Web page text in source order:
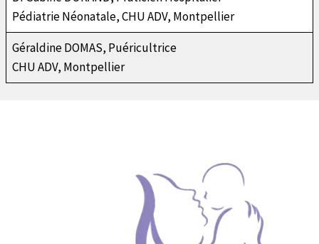
Pédiatrie Néonatale, CHU ADV, Montpellier
Géraldine DOMAS, Puéricultrice
CHU ADV, Montpellier